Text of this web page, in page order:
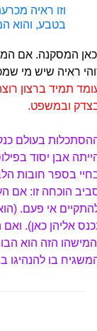
וזו ראיה
בטבע, והוא
המסקנה. אם
ראיה שיש מי
תמיד ברצון
ובמשפט.
בעולם
אבן יסוד
בספר חובות
הוכחה זו: אם
אי פעם.
אליהן כאן).
הזה הוא
בו להנהיגו